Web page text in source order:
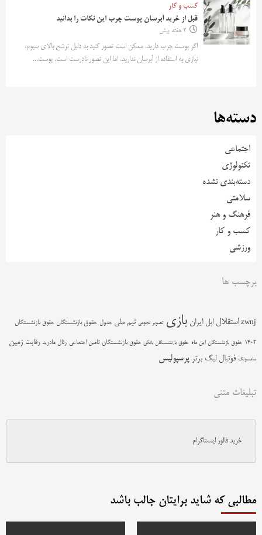
کسب و کار
قبل از خرید آبرسان پوست چرب این نکات را بدانید
2 هفته پیش
اگر پوست چرب دارید، ممکن است تصور کنید به دلیل ترشح بالای سبوم،
نیازی به استفاده از آبرسان ندارید. اما این تصور نادرست است. پوست...
دسته‌ها
اجتماعی
تکنولوژی
دسته‌بندی نشده
سلامتی
فرهنگ و هنر
کسب و کار
ورزشی
برچسب ها
zwnj استقلال اپل ایران بازی تصویر نجومی تیم ملی جدول حقوق بازنشستگان حقوق بازنشستگان
1402 حقوق بازنشستگان این ماه حقوق بازنشستگان بانکی حقوق بازنشستگان تامین اجتماعی رئال مادرید رقابت زمین
سامسونگ فوتبال لیگ برتر پرسپولیس
تبلیغات متنی
خرید فالور اینستاگرام
مطالبی که شاید برایتان جالب باشد